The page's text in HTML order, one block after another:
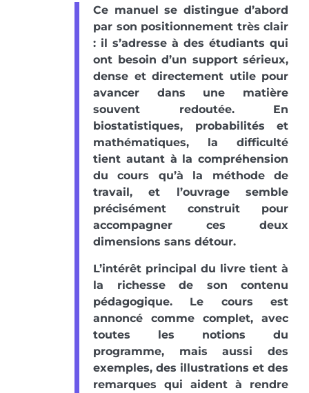
Ce manuel se distingue d’abord
par son positionnement très clair
: il s’adresse à des étudiants qui
ont besoin d’un support sérieux,
dense et directement utile pour
avancer dans une matière
souvent redoutée. En
biostatistiques, probabilités et
mathématiques, la difficulté
tient autant à la compréhension
du cours qu’à la méthode de
travail, et l’ouvrage semble
précisément construit pour
accompagner ces deux
dimensions sans détour.
L’intérêt principal du livre tient à
la richesse de son contenu
pédagogique. Le cours est
annoncé comme complet, avec
toutes les notions du
programme, mais aussi des
exemples, des illustrations et des
remarques qui aident à rendre